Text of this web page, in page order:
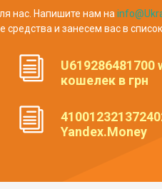
нас. Напишите нам на
и занесем вас в
U619286481700
кошелек в грн
Yandex.Money